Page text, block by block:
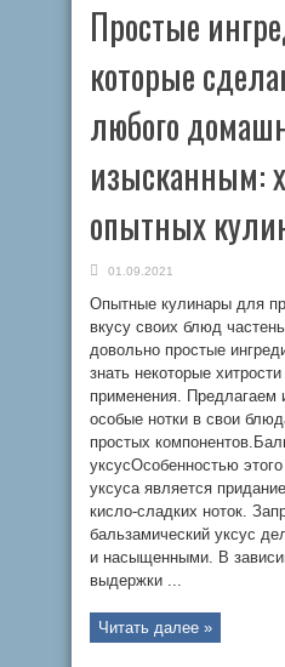
Простые
которые
любого
изысканным:
опытных
01.09.2021
Опытные кулинары для
вкусу своих блюд
довольно простые
знать некоторые
применения. Предлагаем
особые нотки в свои
простых
уксусОсобенностью
уксуса является
кисло-сладких ноток.
бальзамический уксус
и насыщенными. В
выдержки ...
Читать далее »